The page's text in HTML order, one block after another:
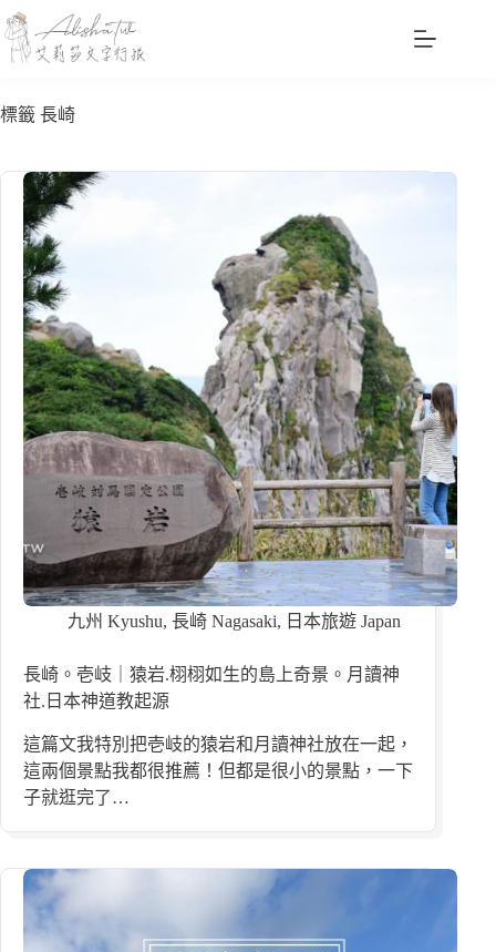
跳
至
主
內
標籤 長崎
九州 Kyushu, 長崎 Nagasaki, 日本旅遊 Japan
長崎。壱岐｜猿岩.栩栩如生的島上奇景。月讀神
社.日本神道教起源
這篇文我特別把壱岐的猿岩和月讀神社放在一起，
這兩個景點我都很推薦！但都是很小的景點，一下
子就逛完了…